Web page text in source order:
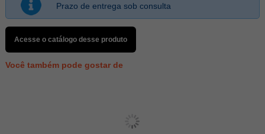
Prazo de entrega sob consulta
Acesse o catálogo desse produto
Você também pode gostar de